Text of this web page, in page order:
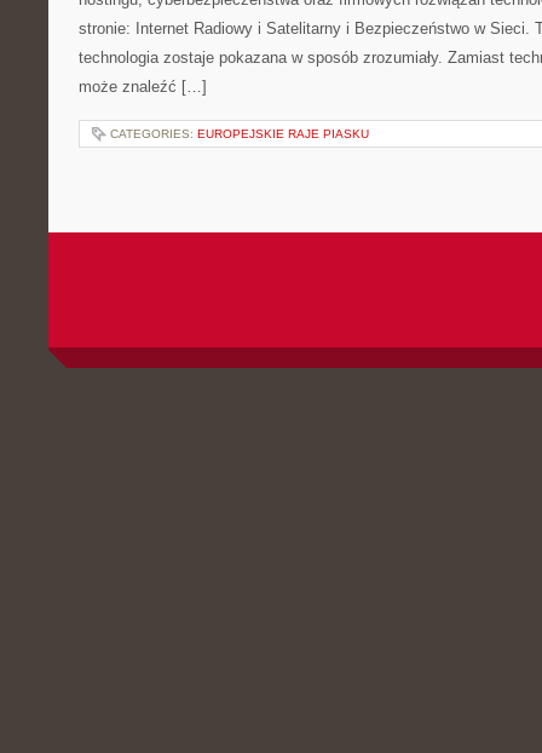
stronie: Internet Radiowy i Satelitarny i Bezpieczeństwo w Sieci.
technologia zostaje pokazana w sposób zrozumiały. Zamiast
może znaleźć […]
CATEGORIES: EUROPEJSKIE RAJE PIASKU